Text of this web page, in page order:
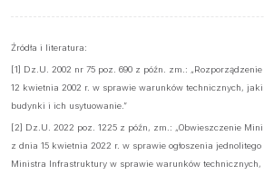
Źródła i literatura:
[1] Dz.U. 2002 nr 75 poz. 690 z późn. zm.:
12 kwietnia 2002 r. w sprawie warunków technicznych,
budynki i ich usytuowanie.”
[2] Dz.U. 2022 poz. 1225 z późn, zm.: „Obwieszczenie
z dnia 15 kwietnia 2022 r. w sprawie ogłoszenia
Ministra Infrastruktury w sprawie warunków